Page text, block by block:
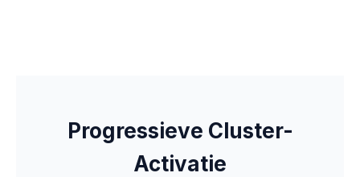
Progressieve Cluster-
Activatie